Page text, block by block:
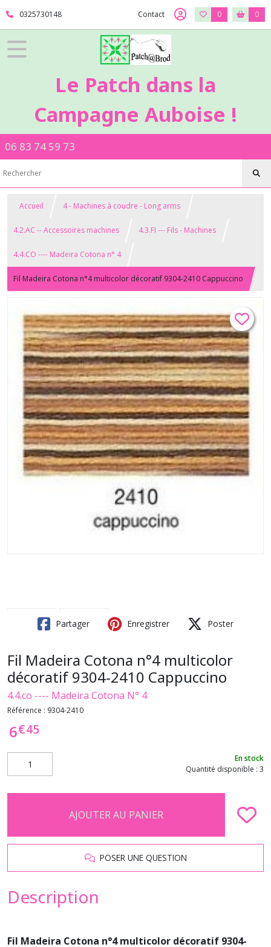
0325730148 Contact 0 0
Le Patch dans la
Campagne Auboise !
06 83 74 59 73
Accueil 4 - Machines à coudre - Long arms
4.2.AC -- Accessoires machines 4.3.FI --- Fils - Machines
4.4.CO ---- Madeira Cotona n° 4
Fil Madeira Cotona n°4 multicolor décoratif 9304-2410 Cappuccino
Partager Enregistrer Poster
Fil Madeira Cotona n°4 multicolor
décoratif 9304-2410 Cappuccino
4.4.co ---- Madeira Cotona N° 4
Référence : 9304-2410
6€45
En stock
Quantité disponible : 3
AJOUTER AU PANIER
POSER UNE QUESTION
Description
Fil Madeira Cotona n°4 multicolor décoratif 9304-